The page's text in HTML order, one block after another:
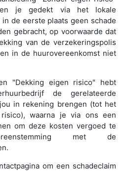
je gedekt via het lokale
de eerste plaats geen schade
gebracht, op voorwaarde dat
van de verzekeringspolis
in de huurovereenkomst niet
"Dekking eigen risico" hebt
de gerelateerde
in rekening brengen (tot het
waarna je via ons een
om deze kosten vergoed te
met de
om een schadeclaim